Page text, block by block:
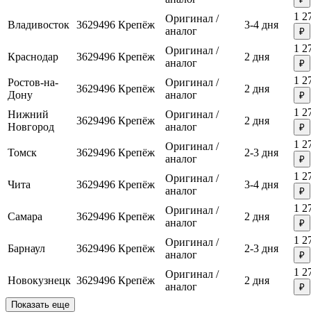
Владивосток 3629496 Крепёж
Оригинал /
аналог
3-4 дня
1
₽
Краснодар 3629496 Крепёж
Оригинал /
аналог
2 дня
1
₽
Ростов-на-
Дону
3629496 Крепёж
Оригинал /
аналог
2 дня
1
₽
Нижний
Новгород
3629496 Крепёж
Оригинал /
аналог
2 дня
1
₽
Томск 3629496 Крепёж
Оригинал /
аналог
2-3 дня
1
₽
Чита 3629496 Крепёж
Оригинал /
аналог
3-4 дня
1
₽
Самара 3629496 Крепёж
Оригинал /
аналог
2 дня
1
₽
Барнаул 3629496 Крепёж
Оригинал /
аналог
2-3 дня
1
₽
Новокузнецк 3629496 Крепёж
Оригинал /
аналог
2 дня
1
₽
Показать еще